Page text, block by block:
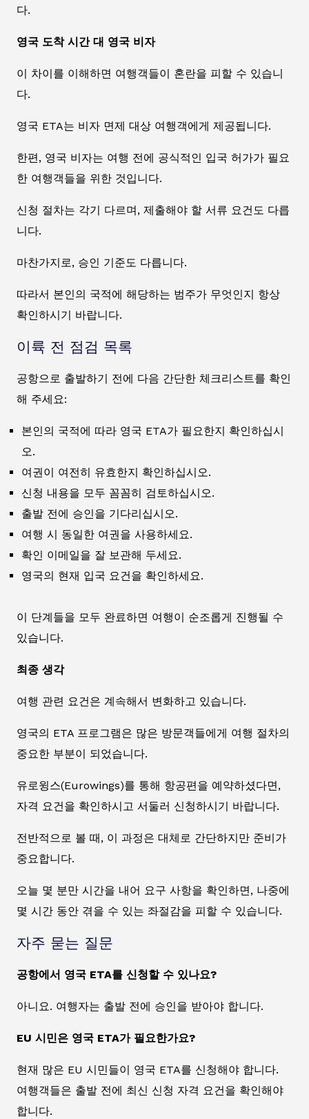
다.
영국 도착 시간 대 영국 비자
이 차이를 이해하면 여행객들이 혼란을 피할 수 있습니
다.
영국 ETA는 비자 면제 대상 여행객에게 제공됩니다.
한편, 영국 비자는 여행 전에 공식적인 입국 허가가 필요
한 여행객들을 위한 것입니다.
신청 절차는 각기 다르며, 제출해야 할 서류 요건도 다릅
니다.
마찬가지로, 승인 기준도 다릅니다.
따라서 본인의 국적에 해당하는 범주가 무엇인지 항상
확인하시기 바랍니다.
이륙 전 점검 목록
공항으로 출발하기 전에 다음 간단한 체크리스트를 확인
해 주세요:
본인의 국적에 따라 영국 ETA가 필요한지 확인하십시
오.
여권이 여전히 유효한지 확인하십시오.
신청 내용을 모두 꼼꼼히 검토하십시오.
출발 전에 승인을 기다리십시오.
여행 시 동일한 여권을 사용하세요.
확인 이메일을 잘 보관해 두세요.
영국의 현재 입국 요건을 확인하세요.
이 단계들을 모두 완료하면 여행이 순조롭게 진행될 수
있습니다.
최종 생각
여행 관련 요건은 계속해서 변화하고 있습니다.
영국의 ETA 프로그램은 많은 방문객들에게 여행 절차의
중요한 부분이 되었습니다.
유로윙스(Eurowings)를 통해 항공편을 예약하셨다면,
자격 요건을 확인하시고 서둘러 신청하시기 바랍니다.
전반적으로 볼 때, 이 과정은 대체로 간단하지만 준비가
중요합니다.
오늘 몇 분만 시간을 내어 요구 사항을 확인하면, 나중에
몇 시간 동안 겪을 수 있는 좌절감을 피할 수 있습니다.
자주 묻는 질문
공항에서 영국 ETA를 신청할 수 있나요?
아니요. 여행자는 출발 전에 승인을 받아야 합니다.
EU 시민은 영국 ETA가 필요한가요?
현재 많은 EU 시민들이 영국 ETA를 신청해야 합니다.
여행객들은 출발 전에 최신 신청 자격 요건을 확인해야
합니다.